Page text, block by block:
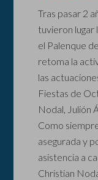
Tras pasar 2
tuvieron lugar
el Palenque
retoma la
las
Fiestas de
Nodal, Julión
Como
asegurada y
asistencia a
Christian